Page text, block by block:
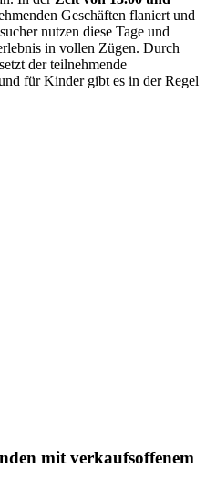
Geschäften flaniert und
nutzen diese Tage und
in vollen Zügen. Durch
der teilnehmende
für Kinder gibt es in der Regel
mit verkaufsoffenem